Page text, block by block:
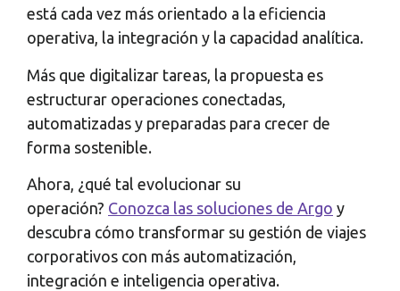
está cada vez más orientado a la eficiencia
operativa, la integración y la capacidad analítica.
Más que digitalizar tareas, la propuesta es
estructurar operaciones conectadas,
automatizadas y preparadas para crecer de
forma sostenible.
Ahora, ¿qué tal evolucionar su
operación? Conozca las soluciones de Argo y
descubra cómo transformar su gestión de viajes
corporativos con más automatización,
integración e inteligencia operativa.